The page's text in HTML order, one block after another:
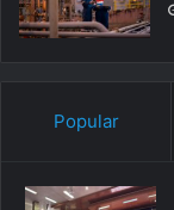
Popular